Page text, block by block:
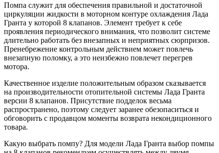
Помпа служит для обеспечения правильной и достаточной
циркуляции жидкости в моторном контуре охлаждения Лада
Гранта у которой 8 клапанов. Элемент требует к себе
проявления периодического внимания, что позволит системе
длительно работать без внезапных и неприятных сюрпризов.
Пренебрежение контрольным действием может повлечь
внезапную поломку, а это неизбежно повлечет перегрев
мотора.
Качественное изделие положительным образом сказывается
на производительности отопительной системы Лада Гранта
версии 8 клапанов. Присутствие подделок весьма
распространено, поэтому следует заранее обезопаситься и
обговорить с продавцом моменты возврата некондиционного
товара.
Какую выбрать помпу? Для модели Лада Гранта выбор помпы